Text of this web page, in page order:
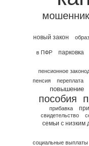
новый закон
в ПФР парковка
пенсионное
пенсия переплата
повышение
пособия
прибавка
свидетельство
семьи с низким
социальные выплаты